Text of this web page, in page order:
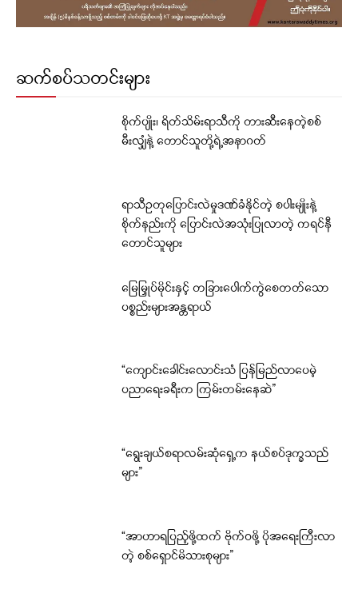
ဆက်စပ်သတင်းများ
စိုက်ပျိုး၊ ရိတ်သိမ်းရာသီကို တားဆီးနေတဲ့စစ်
မီးလျှံနဲ့ တောင်သူတို့ရဲ့အနာဂတ်
ရာသီဥတုပြောင်းလဲမှုဒဏ်ခံနိုင်တဲ့ စပါးမျိုးနဲ့
စိုက်နည်းကို ပြောင်းလဲအသုံးပြုလာတဲ့ ကရင်နီ
တောင်သူများ
မြေမြှုပ်မိုင်းနှင့် တခြားပေါက်ကွဲစေတတ်သော
ပစ္စည်းများအန္တရာယ်
“ကျောင်းခေါင်းလောင်းသံ ပြန်မြည်လာပေမဲ့
ပညာရေးခရီးက ကြမ်းတမ်းနေဆဲ”
“ရွေးချယ်စရာလမ်းဆုံရှေ့က နယ်စပ်ဒုက္ခသည်
များ”
“အာဟာရပြည့်ဖို့ထက် ဗိုက်ဝဖို့ ပိုအရေးကြီးလာ
တဲ့ စစ်ရှောင်မိသားစုများ”